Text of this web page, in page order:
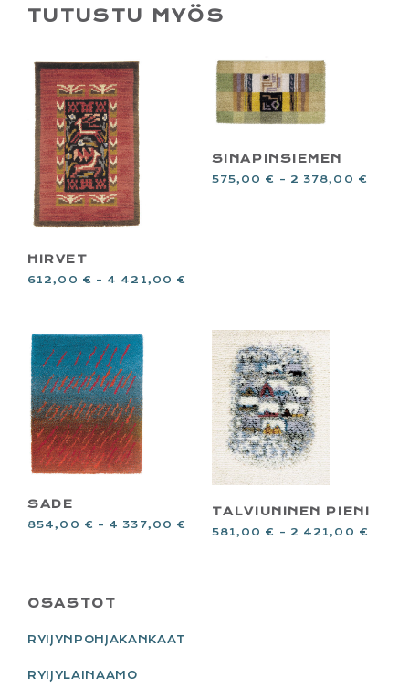
TUTUSTU MYÖS
HIRVET
612,00 € – 4 421,00 €
SINAPINSIEMEN
575,00 € – 2 378,00 €
SADE
854,00 € – 4 337,00 €
TALVIUNINEN PIENI
581,00 € – 2 421,00 €
PRIMARY
SIDEBAR
OSASTOT
RYIJYNPOHJAKANKAAT
RYIJYLAINAAMO